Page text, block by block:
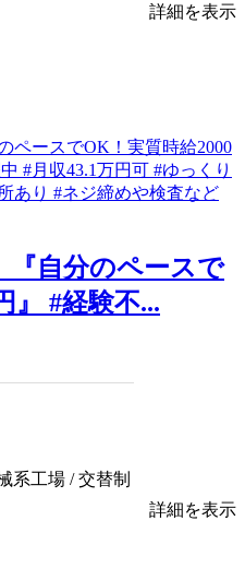
詳細を表示
『自分のペースで
』 #経験不...
系工場 / 交替制
詳細を表示